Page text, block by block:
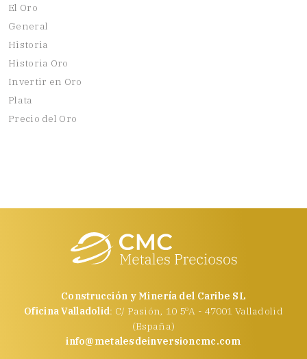
El Oro
General
Historia
Historia Oro
Invertir en Oro
Plata
Precio del Oro
Construcción y Minería del Caribe SL
Oficina Valladolid: C/ Pasión, 10 5ºA - 47001 Valladolid
(España)
info@metalesdeinversioncmc.com